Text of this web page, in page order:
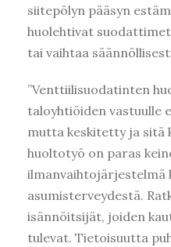
siitepölyn pääsyn
huolehtivat
tai vaihtaa
”Venttiilisuodatinten
taloyhtiöiden vastuulle
mutta keskitetty ja sitä
huoltotyö on paras
ilmanvaihtojärjestelmä
asumisterveydestä.
isännöitsijät, joiden
tulevat. Tietoisuutta